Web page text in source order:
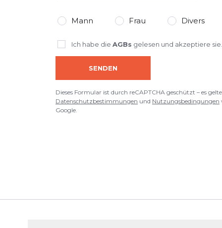
Mann Frau Divers
Ich habe die AGBs gelesen und akzeptiere sie.
SENDEN
Dieses Formular ist durch reCAPTCHA geschützt – es
Datenschutzbestimmungen und Nutzungsbedingungen
Google.